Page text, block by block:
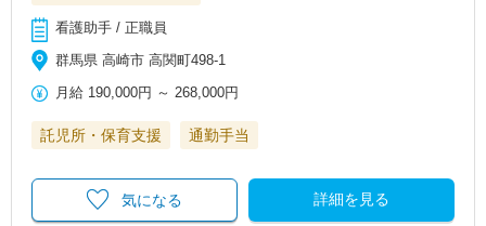
看護助手 / 正職員
群馬県 高崎市 高関町498‐1
月給 190,000円 ～ 268,000円
託児所・保育支援 通勤手当
詳細を見る
気になる